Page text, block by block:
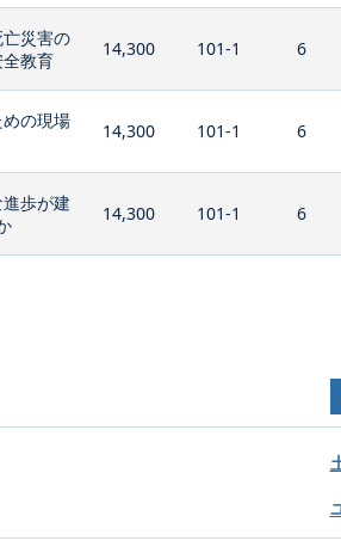
亡災害の
教育
14,300 101-1 6
めの現場
14,300 101-1 6
歩が建
14,300 101-1 6